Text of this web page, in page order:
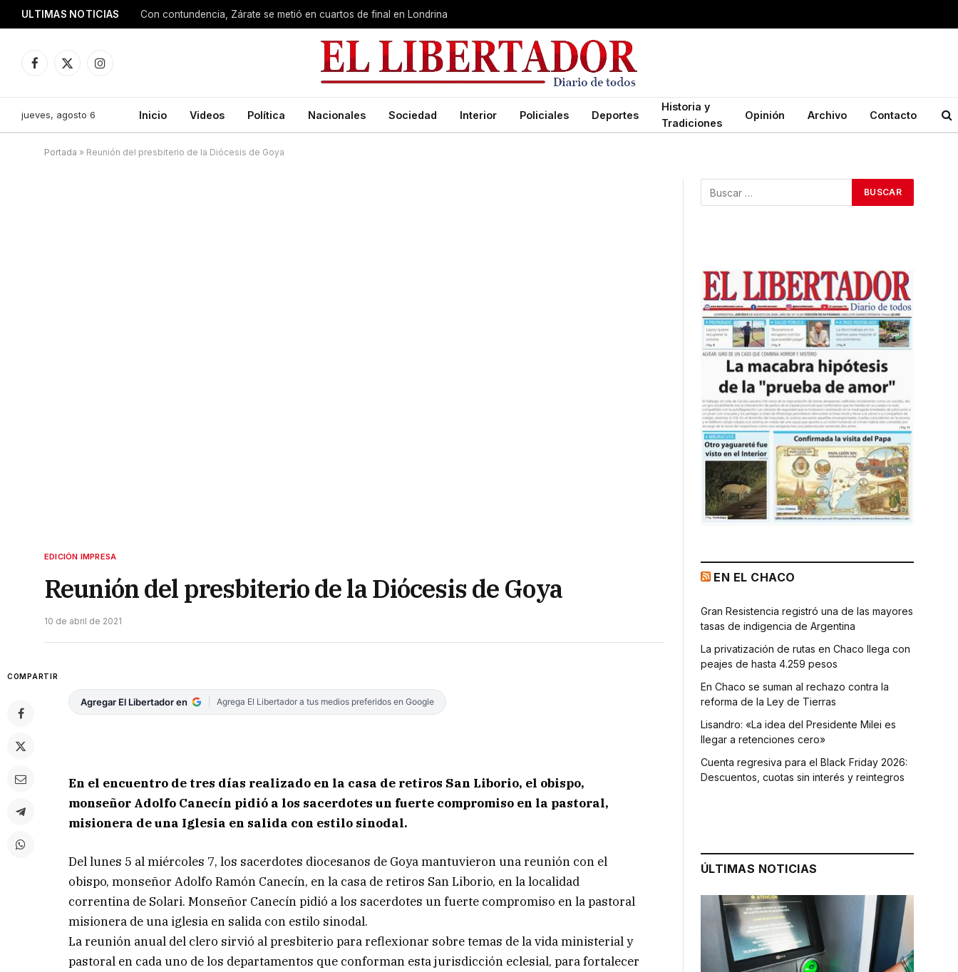
ULTIMAS NOTICIAS Con contundencia, Zárate se metió en cuartos de final en Londrina
Facebook
X
Instagram
jueves, agosto 6 Inicio Videos Política Nacionales Sociedad Interior Policiales Deportes
Historia y
Tradiciones
Opinión Archivo Contacto
Portada » Reunión del presbiterio de la Diócesis de Goya
EDICIÓN IMPRESA
Reunión del presbiterio de la Diócesis de Goya
10 de abril de 2021
COMPARTIR
Agregar El Libertador en Agrega El Libertador a tus medios preferidos en Google
En el encuentro de tres días realizado en la casa de retiros San Liborio, el obispo,
monseñor Adolfo Canecín pidió a los sacerdotes un fuerte compromiso en la pastoral,
misionera de una Iglesia en salida con estilo sinodal.
Del lunes 5 al miércoles 7, los sacerdotes diocesanos de Goya mantuvieron una reunión con el
obispo, monseñor Adolfo Ramón Canecín, en la casa de retiros San Liborio, en la localidad
correntina de Solari. Monseñor Canecín pidió a los sacerdotes un fuerte compromiso en la pastoral
misionera de una iglesia en salida con estilo sinodal.
La reunión anual del clero sirvió al presbiterio para reflexionar sobre temas de la vida ministerial y
pastoral en cada uno de los departamentos que conforman esta jurisdicción eclesial, para fortalecer
EN EL CHACO
Gran Resistencia registró una de las mayores
tasas de indigencia de Argentina
La privatización de rutas en Chaco llega con
peajes de hasta 4.259 pesos
En Chaco se suman al rechazo contra la
reforma de la Ley de Tierras
Lisandro: «La idea del Presidente Milei es
llegar a retenciones cero»
Cuenta regresiva para el Black Friday 2026:
Descuentos, cuotas sin interés y reintegros
ÚLTIMAS NOTICIAS